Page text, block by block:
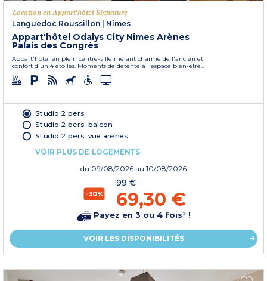
Location en Appart'hôtel Signature
Languedoc Roussillon | Nîmes
Appart'hôtel Odalys City Nîmes Arènes
Palais des Congrès
Appart'hôtel en plein centre-ville mêlant charme de l'ancien et
confort d'un 4 étoiles. Moments de détente à l'espace bien-être...
Studio 2 pers.
Studio 2 pers. balcon
Studio 2 pers. vue arènes
VOIR PLUS DE LOGEMENTS
du 09/08/2026 au 10/08/2026
-30%
99 €
69,30 €
Payez en 3 ou 4 fois² !
VOIR LES DISPONIBILITÉS